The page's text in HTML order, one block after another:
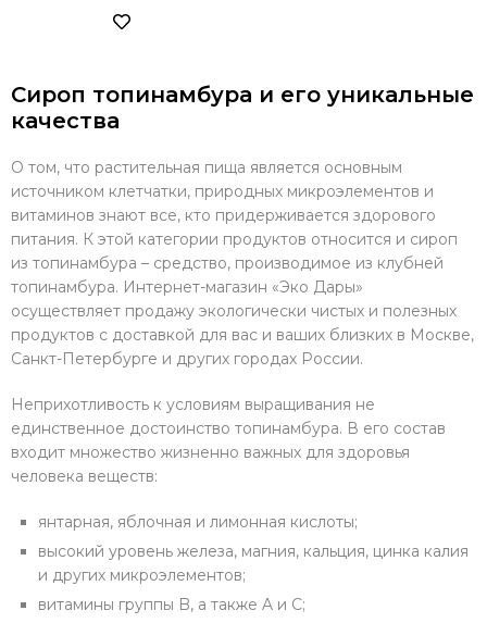
Сироп топинамбура и его уникальные
качества
О том, что растительная пища является основным
источником клетчатки, природных микроэлементов и
витаминов знают все, кто придерживается здорового
питания. К этой категории продуктов относится и сироп
из топинамбура – средство, производимое из клубней
топинамбура. Интернет-магазин «Эко Дары»
осуществляет продажу экологически чистых и полезных
продуктов с доставкой для вас и ваших близких в Москве,
Санкт-Петербурге и других городах России.
Неприхотливость к условиям выращивания не
единственное достоинство топинамбура. В его состав
входит множество жизненно важных для здоровья
человека веществ:
янтарная, яблочная и лимонная кислоты;
высокий уровень железа, магния, кальция, цинка калия
и других микроэлементов;
витамины группы B, а также A и C;